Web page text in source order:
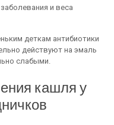
и веса
деткам антибиотики
действуют на эмаль
слабыми.
кашля у